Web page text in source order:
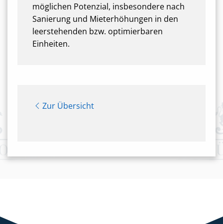
möglichen Potenzial, insbesondere nach
Sanierung und Mieterhöhungen in den
leerstehenden bzw. optimierbaren
Einheiten.
Zur Übersicht